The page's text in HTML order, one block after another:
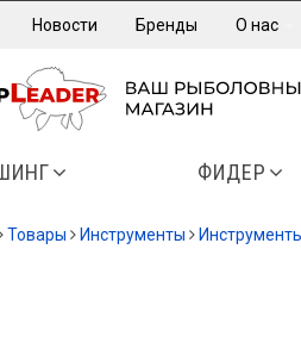
Новости Бренды О нас
ФИДЕР
Товары Инструменты